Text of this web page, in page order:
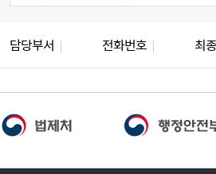
담당부서 전화번호 최